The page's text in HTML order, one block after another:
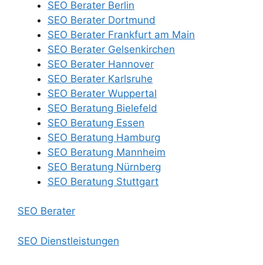
SEO Berater Berlin
SEO Berater Dortmund
SEO Berater Frankfurt am Main
SEO Berater Gelsenkirchen
SEO Berater Hannover
SEO Berater Karlsruhe
SEO Berater Wuppertal
SEO Beratung Bielefeld
SEO Beratung Essen
SEO Beratung Hamburg
SEO Beratung Mannheim
SEO Beratung Nürnberg
SEO Beratung Stuttgart
SEO Berater
SEO Dienstleistungen